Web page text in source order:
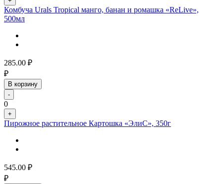
Комбуча Urals Tropical манго, банан и ромашка «ReLive»,
500мл
285.00 ₽
₽
В корзину
-
0
+
Пирожное растительное Картошка «ЭлиС», 350г
545.00 ₽
₽